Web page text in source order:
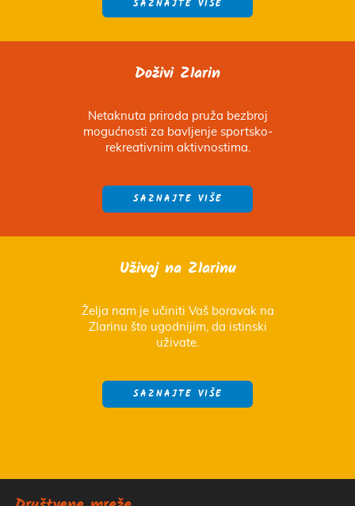
SAZNAJTE VIŠE
Doživi Zlarin
Netaknuta priroda pruža bezbroj
mogućnosti za bavljenje sportsko-
rekreativnim aktivnostima.
SAZNAJTE VIŠE
Uživaj na Zlarinu
Želja nam je učiniti Vaš boravak na
Zlarinu što ugodnijim, da istinski
uživate.
SAZNAJTE VIŠE